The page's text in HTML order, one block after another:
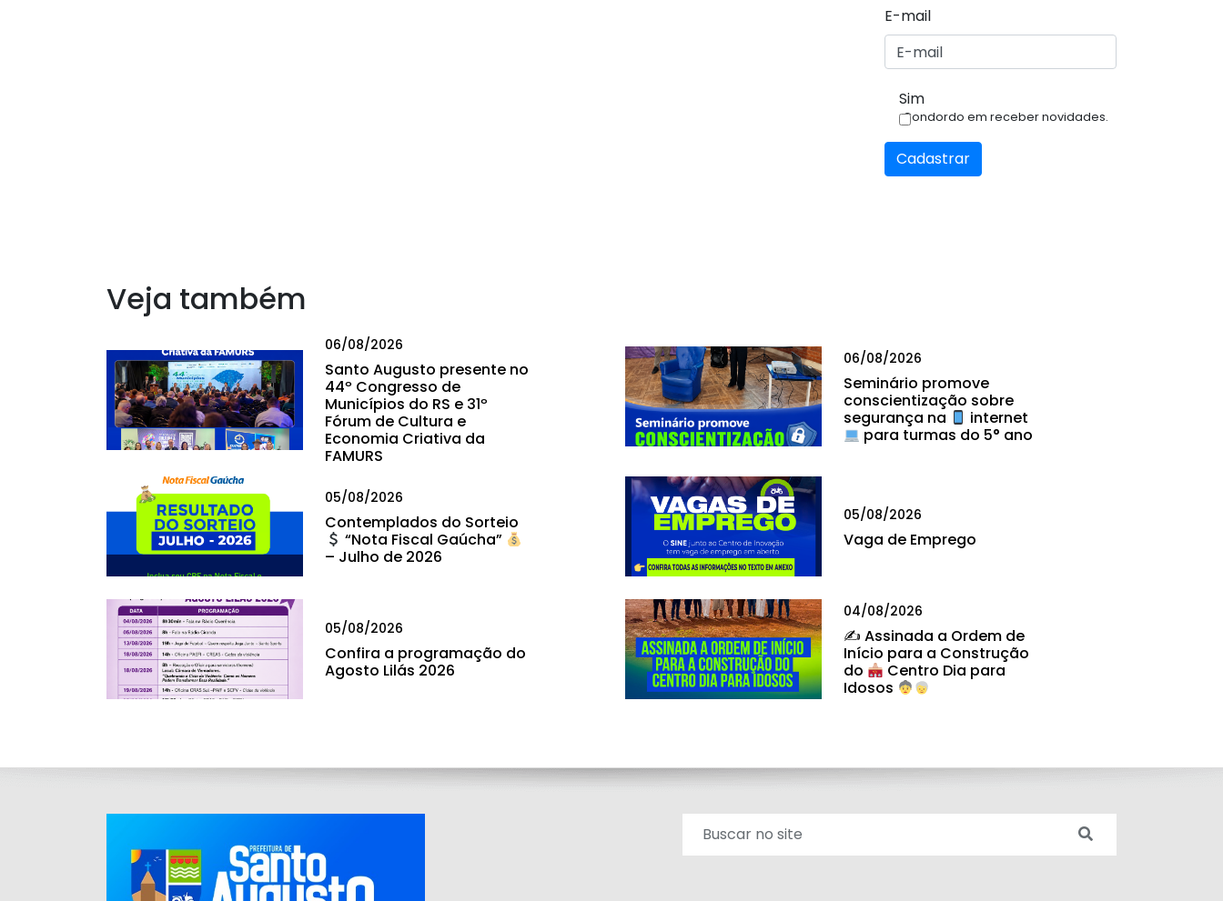
E-mail
Sim
Condordo em receber novidades.
Cadastrar
Veja também
06/08/2026
Santo Augusto presente no
44º Congresso de
Municípios do RS e 31º
Fórum de Cultura e
Economia Criativa da
FAMURS
06/08/2026
Seminário promove
conscientização sobre
segurança na
internet
para turmas do 5° ano
05/08/2026
Contemplados do Sorteio
“Nota Fiscal Gaúcha”
– Julho de 2026
05/08/2026
Vaga de Emprego
05/08/2026
Confira a programação do
Agosto Lilás 2026
04/08/2026
✍ Assinada a Ordem de
Início para a Construção
do
Centro Dia para
Idosos